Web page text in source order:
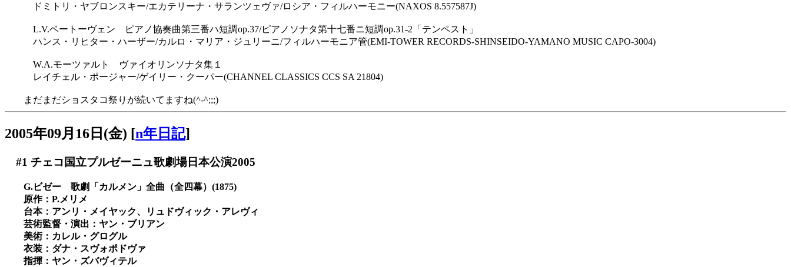
ドミトリ・ヤブロンスキー/エカテリーナ・サランツェヴァ/ロシア・フィルハーモニー(NAXOS 8.557587J)
L.V.ベートーヴェン ピアノ協奏曲第三番ハ短調op.37/ピアノソナタ第十七番ニ短調op.31-2「テンペスト」
ハンス・リヒター・ハーザー/カルロ・マリア・ジュリーニ/フィルハーモニア管(EMI-TOWER RECORDS-SHINSEIDO-YAMANO MUSIC CAPO-3004)
W.A.モーツァルト ヴァイオリンソナタ集１
レイチェル・ポージャー/ゲイリー・クーパー(CHANNEL CLASSICS CCS SA 21804)
まだまだショスタコ祭りが続いてますね(^-^;;;)
2005年09月16日(金) [n年日記]
#1 チェコ国立プルゼーニュ歌劇場日本公演2005
G.ビゼー 歌劇「カルメン」全曲（全四幕）(1875)
原作：P.メリメ
台本：アンリ・メイヤック、リュドヴィック・アレヴィ
芸術監督・演出：ヤン・ブリアン
美術：カレル・グログル
衣装：ダナ・スヴォポドヴァ
指揮：ヤン・ズバヴィテル